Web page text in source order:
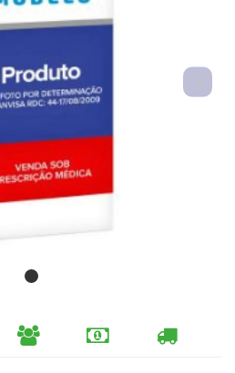
INDIQUE
FORMAS
CALCULAR
FRETE